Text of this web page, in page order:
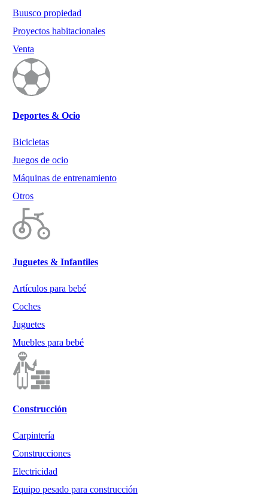
Buusco propiedad
Proyectos habitacionales
Venta
Deportes & Ocio
Bicicletas
Juegos de ocio
Máquinas de entrenamiento
Otros
Juguetes & Infantiles
Artículos para bebé
Coches
Juguetes
Muebles para bebé
Construcción
Carpintería
Construcciones
Electricidad
Equipo pesado para construcción